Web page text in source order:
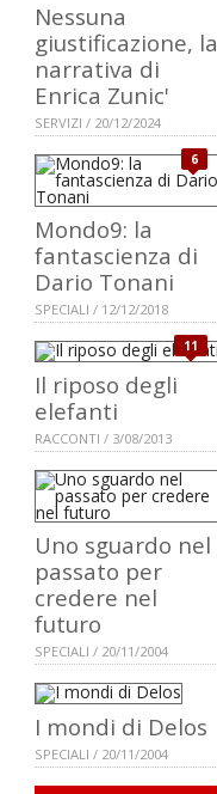
Nessuna
giustificazione, la
narrativa di
Enrica Zunic'
SERVIZI / 20/12/2024
6
Mondo9: la
fantascienza di
Dario Tonani
SPECIALI / 12/12/2018
11
Il riposo degli
elefanti
RACCONTI / 3/08/2013
Uno sguardo nel
passato per
credere nel
futuro
SPECIALI / 20/11/2004
I mondi di Delos
SPECIALI / 20/11/2004